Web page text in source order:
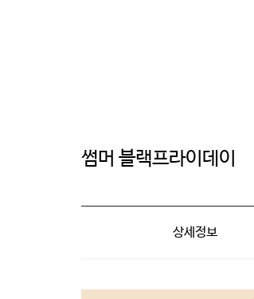
썸머 블랙프라이데이
상세정보